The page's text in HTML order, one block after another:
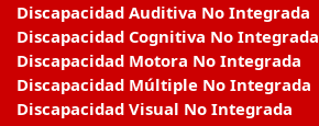
Discapacidad Auditiva No Integrada
Discapacidad Cognitiva No Integrada
Discapacidad Motora No Integrada
Discapacidad Múltiple No Integrada
Discapacidad Visual No Integrada